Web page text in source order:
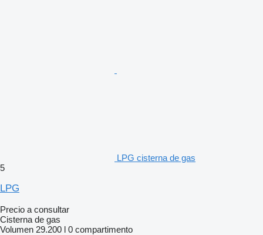
LPG cisterna de gas
5
LPG
Precio a consultar
Cisterna de gas
Volumen 29.200 l 0 compartimento